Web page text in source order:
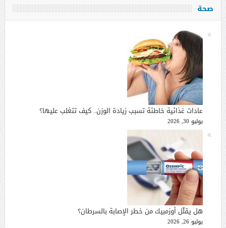
صحة
عادات غذائية خاطئة تسبب زيادة الوزن.. كيف تتغلب عليها؟
يوليو 30, 2026
هل يقلّل أوزمبيك من خطر الإصابة بالسرطان؟
يوليو 26, 2026